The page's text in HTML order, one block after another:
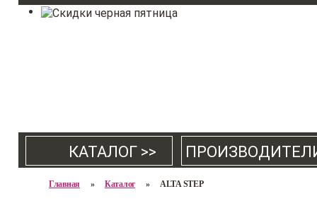
КАТАЛОГ >>
Главная » Каталог » ALTA STEP